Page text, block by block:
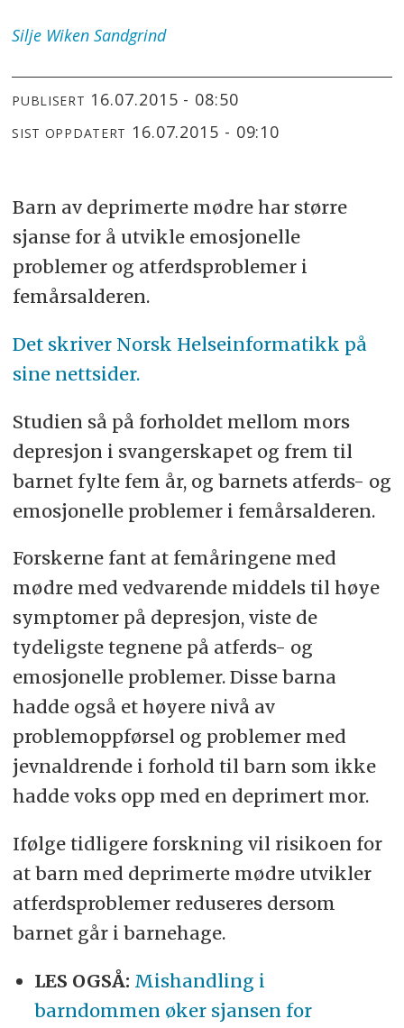
Silje Wiken Sandgrind
PUBLISERT 16.07.2015 - 08:50
SIST OPPDATERT 16.07.2015 - 09:10
Barn av deprimerte mødre har større
sjanse for å utvikle emosjonelle
problemer og atferdsproblemer i
femårsalderen.
Det skriver Norsk Helseinformatikk på
sine nettsider.
Studien så på forholdet mellom mors
depresjon i svangerskapet og frem til
barnet fylte fem år, og barnets atferds- og
emosjonelle problemer i femårsalderen.
Forskerne fant at femåringene med
mødre med vedvarende middels til høye
symptomer på depresjon, viste de
tydeligste tegnene på atferds- og
emosjonelle problemer. Disse barna
hadde også et høyere nivå av
problemoppførsel og problemer med
jevnaldrende i forhold til barn som ikke
hadde voks opp med en deprimert mor.
Ifølge tidligere forskning vil risikoen for
at barn med deprimerte mødre utvikler
atferdsproblemer reduseres dersom
barnet går i barnehage.
LES OGSÅ: Mishandling i
barndommen øker sjansen for